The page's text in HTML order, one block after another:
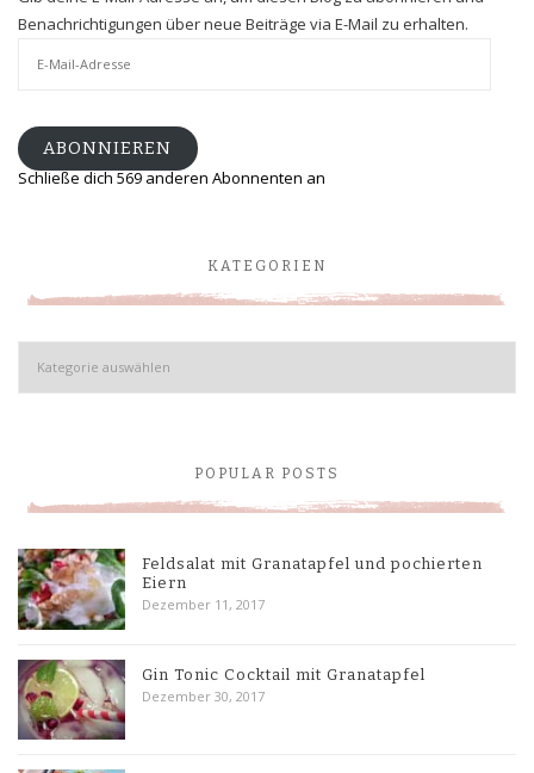
Benachrichtigungen über neue Beiträge via E-Mail zu erhalten.
ABONNIEREN
Schließe dich 569 anderen Abonnenten an
KATEGORIEN
Kategorien
POPULAR POSTS
Feldsalat mit Granatapfel und pochierten
Eiern
Dezember 11, 2017
Gin Tonic Cocktail mit Granatapfel
Dezember 30, 2017